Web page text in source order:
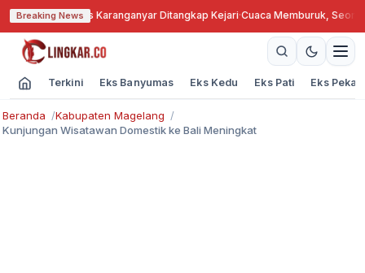
Breaking News
Kades Karanganyar Ditangkap Kejari·Cuaca Memburuk, Seorang
Terkini Eks Banyumas Eks Kedu Eks Pati Eks
Beranda
Kabupaten Magelang
Kunjungan Wisatawan Domestik ke Bali Meningkat